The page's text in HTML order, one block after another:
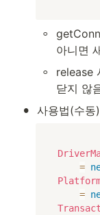
◦
아니면
◦
release
닫지 않
• 사용법(수동)
=
=